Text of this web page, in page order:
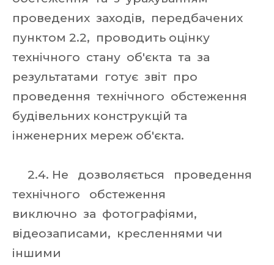
проведених заходів, передбачених
пунктом 2.2, проводить оцінку
технічного стану об'єкта та за
результатами готує звіт про
проведення технічного обстеження
будівельних конструкцій та
інженерних мереж об'єкта.
2.4. Не дозволяється проведення
технічного обстеження
виключно за фотографіями,
відеозаписами, кресленнями чи
іншими